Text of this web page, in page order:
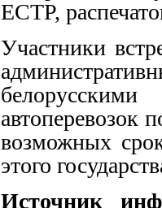
ЕСТР,
Участники
автоперевозок
возможных
этого
Источник